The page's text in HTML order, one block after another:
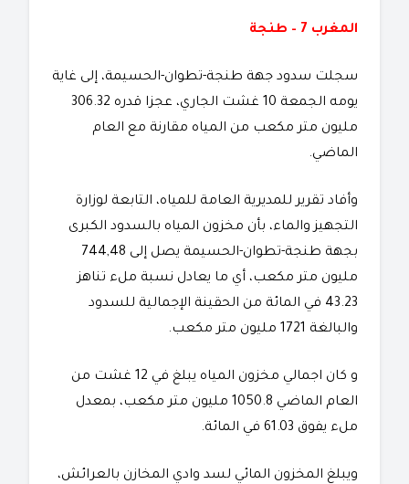
المغرب 7 – طنجة
سجلت سدود جهة طنجة-تطوان-الحسيمة، إلى غاية
يومه الجمعة 10 غشت الجاري، عجزا قدره 306.32
مليون متر مكعب من المياه مقارنة مع العام
الماضي.
وأفاد تقرير للمديرية العامة للمياه، التابعة لوزارة
التجهيز والماء، بأن مخزون المياه بالسدود الكبرى
بجهة طنجة-تطوان-الحسيمة يصل إلى 744,48
مليون متر مكعب، أي ما يعادل نسبة ملء تناهز
43.23 في المائة من الحقينة الإجمالية للسدود
والبالغة 1721 مليون متر مكعب.
و كان اجمالي مخزون المياه يبلغ في 12 غشت من
العام الماضي 1050.8 مليون متر مكعب، بمعدل
ملء يفوق 61.03 في المائة.
ويبلغ المخزون المائي لسد وادي المخازن بالعرائش،